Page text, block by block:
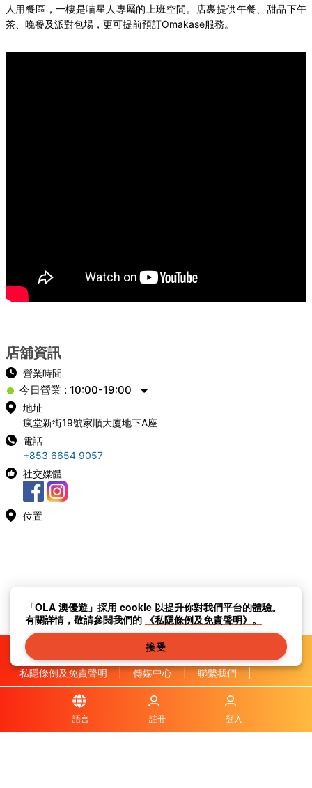
人用餐區，一樓是喵星人專屬的上班空間。店裹提供午餐、甜品下午
茶 、晚餐及派對包場，更可提前預訂Omakase服務。
店舖資訊
營業時間
今日營業 : 10:00-19:00
地址
瘋堂新街19號家順大廈地下A座
電話
+853 6654 9057
社交媒體
位置
私隱條例及免責聲明 | 傳媒中心 | 聯繫我們 |
|
| 常見問題與答案
|
© OLA Macau. All rights reserved.
語言 註冊 登入
「OLA 澳優遊」採用 cookie 以提升你對我們平台的體驗。
有關詳情，敬請參閱我們的 《私隱條例及免責聲明》。
接受